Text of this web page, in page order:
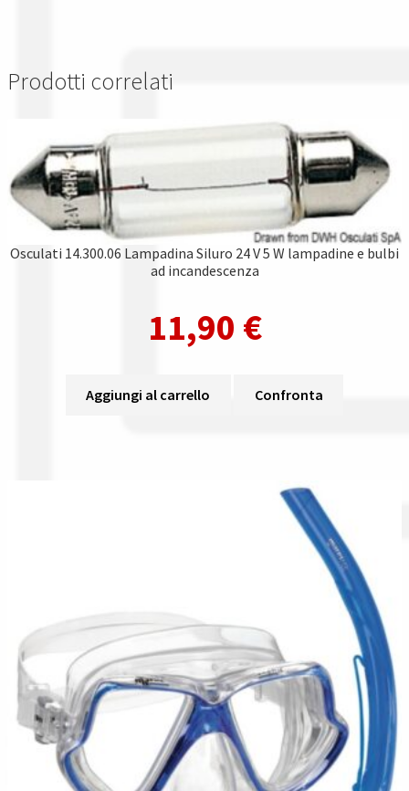
Prodotti correlati
Osculati 14.300.06 Lampadina Siluro 24 V 5 W lampadine e bulbi
ad incandescenza
11,90 €
Aggiungi al carrello Confronta